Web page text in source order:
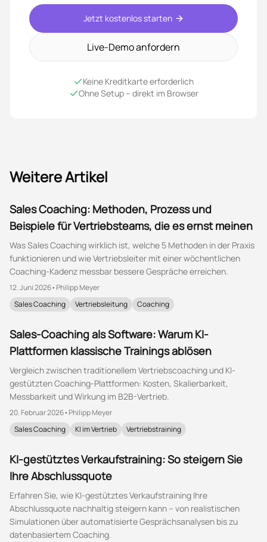
Jetzt kostenlos starten
Live-Demo anfordern
Keine Kreditkarte erforderlich
Ohne Setup – direkt im Browser
Weitere Artikel
Sales Coaching: Methoden, Prozess und
Beispiele für Vertriebsteams, die es ernst meinen
Was Sales Coaching wirklich ist, welche 5 Methoden in der Praxis
funktionieren und wie Vertriebsleiter mit einer wöchentlichen
Coaching-Kadenz messbar bessere Gespräche erreichen.
12. Juni 2026•Philipp Meyer
Sales Coaching
Vertriebsleitung Coaching
Sales-Coaching als Software: Warum KI-
Plattformen klassische Trainings ablösen
Vergleich zwischen traditionellem Vertriebscoaching und KI-
gestützten Coaching-Plattformen: Kosten, Skalierbarkeit,
Messbarkeit und Wirkung im B2B-Vertrieb.
20. Februar 2026•Philipp Meyer
Sales Coaching
KI im Vertrieb Vertriebstraining
KI-gestütztes Verkaufstraining: So steigern Sie
Ihre Abschlussquote
Erfahren Sie, wie KI-gestütztes Verkaufstraining Ihre
Abschlussquote nachhaltig steigern kann – von realistischen
Simulationen über automatisierte Gesprächsanalysen bis zu
datenbasiertem Coaching.